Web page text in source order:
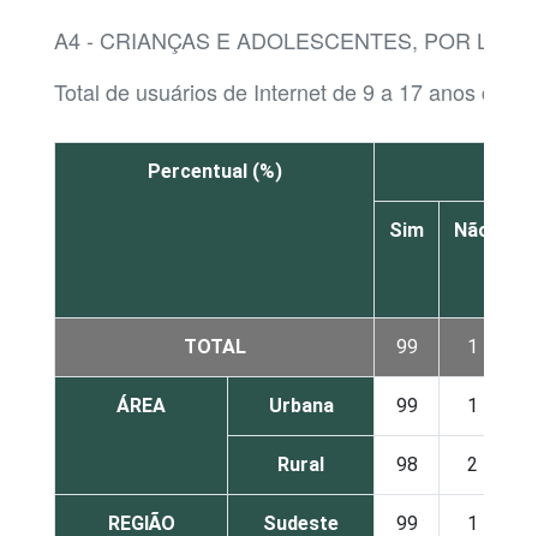
A4 - CRIANÇAS E ADOLESCENTES, POR
Total de usuários de Internet de 9 a 17 anos
Percentual (%)
Sim Não
TOTAL 99 1
ÁREA Urbana 99 1
Rural 98 2
REGIÃO Sudeste 99 1